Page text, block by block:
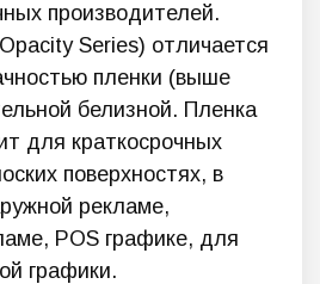
производителей.
Series) отличается
пленки (выше
белизной. Пленка
для краткосрочных
поверхностях, в
рекламе,
POS графике, для
графики.